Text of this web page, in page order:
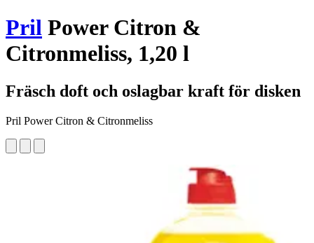
Pril Power Citron &
Citronmeliss, 1,20 l
Fräsch doft och oslagbar kraft för disken
Pril Power Citron & Citronmeliss